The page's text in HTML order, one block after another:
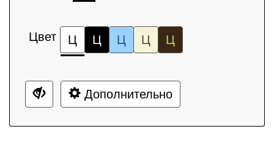
Цвет Ц Ц Ц Ц Ц
Дополнительно